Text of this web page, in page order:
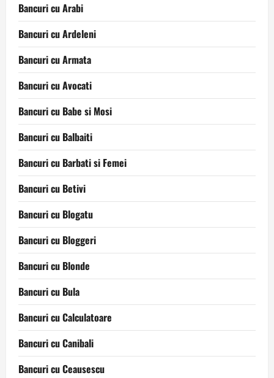
Bancuri cu Arabi
Bancuri cu Ardeleni
Bancuri cu Armata
Bancuri cu Avocati
Bancuri cu Babe si Mosi
Bancuri cu Balbaiti
Bancuri cu Barbati si Femei
Bancuri cu Betivi
Bancuri cu Blogatu
Bancuri cu Bloggeri
Bancuri cu Blonde
Bancuri cu Bula
Bancuri cu Calculatoare
Bancuri cu Canibali
Bancuri cu Ceausescu